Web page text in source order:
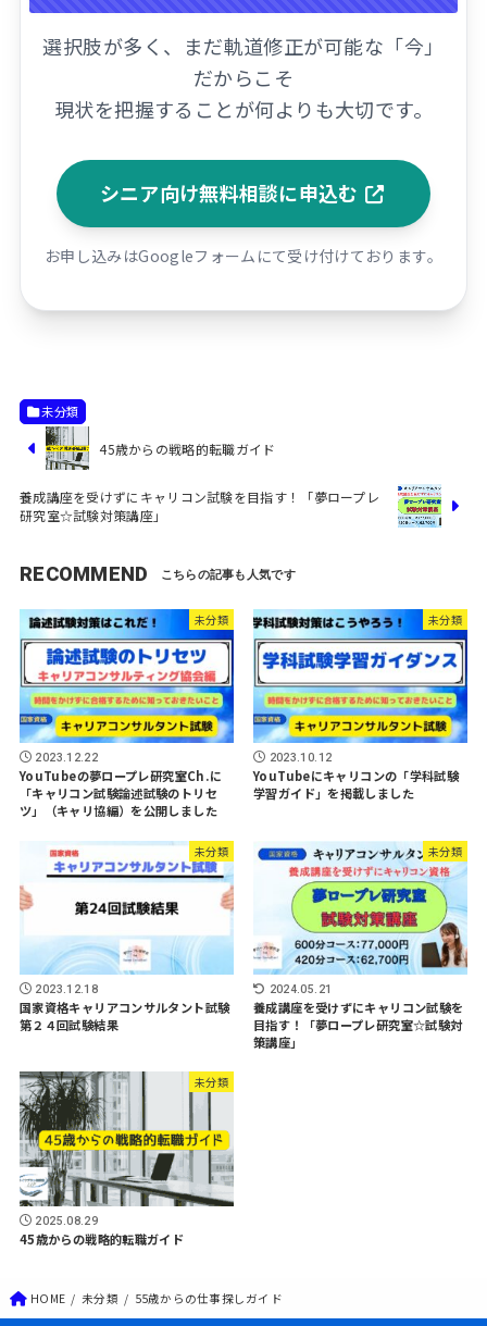
選択肢が多く、まだ軌道修正が可能な「今」
だからこそ
現状を把握することが何よりも大切です。
シニア向け無料相談に申込む
お申し込みはGoogleフォームにて受け付けております。
未分類
45歳からの戦略的転職ガイド
養成講座を受けずにキャリコン試験を目指す！「夢ロープレ
研究室☆試験対策講座」
RECOMMEND
未分類
2023.12.22
YouTubeの夢ロープレ研究室Ch.に
「キャリコン試験論述試験のトリセ
ツ」（キャリ協編）を公開しました
未分類
2023.10.12
YouTubeにキャリコンの「学科試験
学習ガイド」を掲載しました
未分類
2023.12.18
国家資格キャリアコンサルタント試験
第２４回試験結果
未分類
2024.05.21
養成講座を受けずにキャリコン試験を
目指す！「夢ロープレ研究室☆試験対
策講座」
未分類
2025.08.29
45歳からの戦略的転職ガイド
HOME 未分類 55歳からの仕事探しガイド